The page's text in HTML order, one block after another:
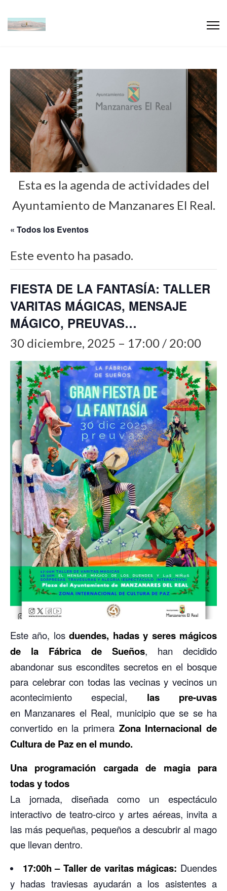
Esta es la agenda de actividades del
Ayuntamiento de Manzanares El Real.
« Todos los Eventos
Este evento ha pasado.
FIESTA DE LA FANTASÍA: TALLER
VARITAS MÁGICAS, MENSAJE
MÁGICO, PREUVAS…
30 diciembre, 2025 – 17:00 / 20:00
Este año, losduendes, hadas y seres mágicos
de la Fábrica de Sueños, han decidido
abandonar sus escondites secretos en el bosque
para celebrar con todas las vecinas y vecinos un
acontecimiento especial, las pre-uvas
en Manzanares el Real, municipio que se se ha
convertido en la primera Zona Internacional de
Cultura de Paz en el mundo.
Una programación cargada de magia para
todas y todos
La jornada, diseñada como un espectáculo
interactivo de teatro-circo y artes aéreas, invita a
las más pequeñas, pequeños a descubrir al mago
que llevan dentro.
17:00h – Taller de varitas mágicas: Duendes
y hadas traviesas ayudarán a los asistentes a